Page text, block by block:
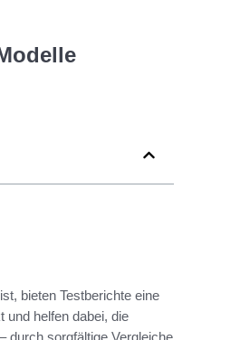
bieten Testberichte eine
und helfen dabei, die
durch sorgfältige Vergleiche